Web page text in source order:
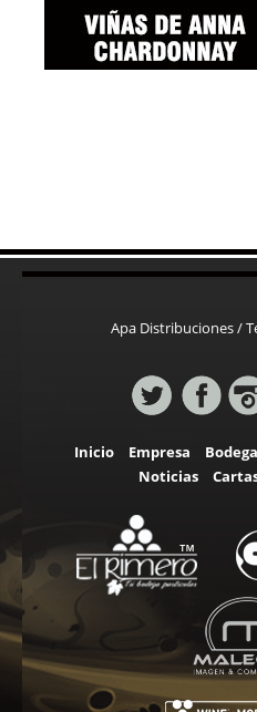
Apa Distribuciones /
Inicio Empresa
Noticias